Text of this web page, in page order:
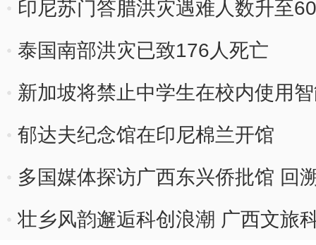
印尼苏门答腊洪灾遇难人数升至
泰国南部洪灾已致176人死亡
新加坡将禁止中学生在校内使用
郁达夫纪念馆在印尼棉兰开馆
多国媒体探访广西东兴侨批馆 回
壮乡风韵邂逅科创浪潮 广西文旅